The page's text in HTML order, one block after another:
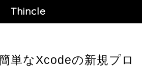
Thincle
単なXcodeの新規プロ